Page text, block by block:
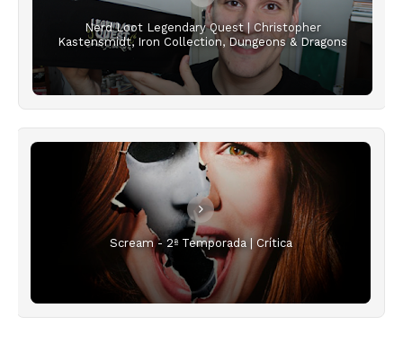
Nerd Loot Legendary Quest | Christopher
Kastensmidt, Iron Collection, Dungeons & Dragons
Scream - 2ª Temporada | Crítica